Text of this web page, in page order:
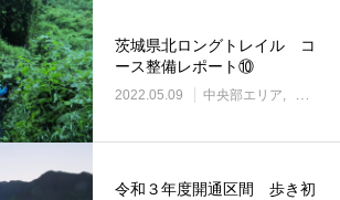
茨城県北ロングトレイル コ
ース整備レポート⑩
2022.05.09 中央部エリア 整備イ
令和３年度開通区間 歩き初